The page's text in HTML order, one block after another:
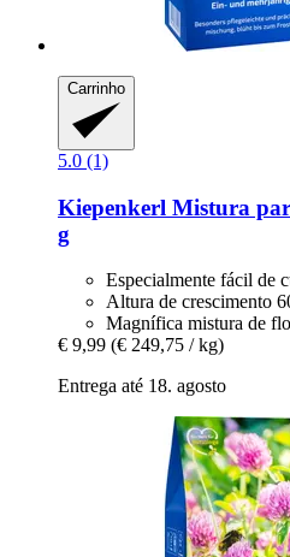
Carrinho
5.0 (1)
Kiepenkerl Mistura
g
Especialmente fácil de
Altura de crescimento
Magnífica mistura de
€ 9,99 (€ 249,75 / kg)
Entrega até 18. agosto